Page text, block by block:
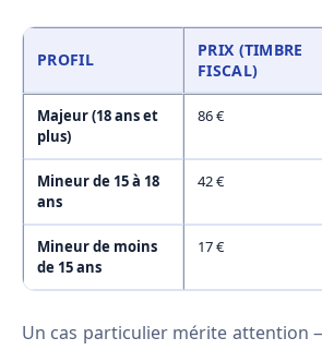
PROFIL
PRIX (TIMBRE
FISCAL)
Majeur (18 ans et
plus)
86 €
Mineur de 15 à 18
ans
42 €
Mineur de moins
de 15 ans
17 €
Un cas particulier mérite attention